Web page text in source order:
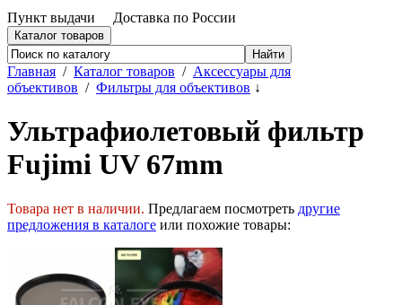
Пункт выдачи
Доставка по России
Каталог товаров
Главная / Каталог товаров / Аксессуары для
объективов / Фильтры для объективов ↓
Ультрафиолетовый фильтр
Fujimi UV 67mm
Товара нет в наличии. Предлагаем посмотреть другие
предложения в каталоге или похожие товары: